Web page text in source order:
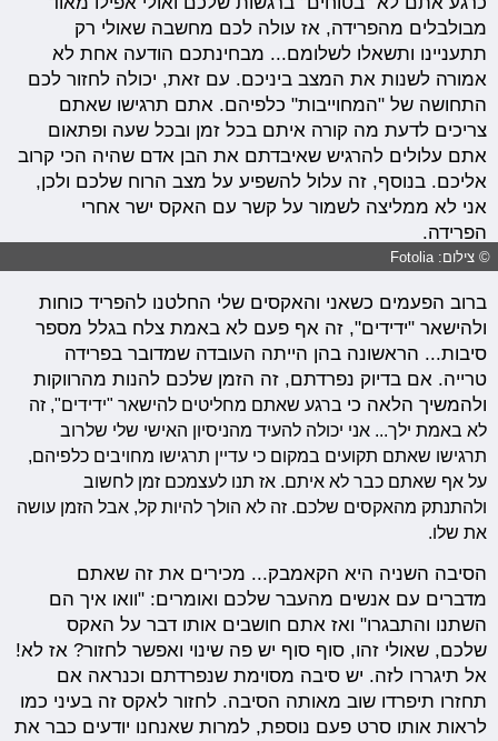
מבולבלים מהפרידה, אז עולה לכם מחשבה שאולי רק
תתעניינו ותשאלו לשלומם... מבחינתכם הודעה אחת לא
אמורה לשנות את המצב ביניכם. עם זאת, יכולה לחזור לכם
התחושה של "המחוייבות" כלפיהם. אתם תרגישו שאתם
צריכים לדעת מה קורה איתם בכל זמן ובכל שעה ופתאום
אתם עלולים להרגיש שאיבדתם את הבן אדם שהיה הכי קרוב
אליכם. בנוסף, זה עלול להשפיע על מצב הרוח שלכם ולכן,
אני לא ממליצה לשמור על קשר עם האקס ישר אחרי
הפרידה.
© צילום: Fotolia
ברוב הפעמים כשאני והאקסים שלי החלטנו להפריד כוחות
ולהישאר "ידידים", זה אף פעם לא באמת צלח בגלל מספר
סיבות... הראשונה בהן הייתה העובדה שמדובר בפרידה
טרייה. אם בדיוק נפרדתם, זה הזמן שלכם להנות מהרווקות
ולהמשיך הלאה כי ברגע שאתם מחליטים להישאר "ידידים", זה
לא באמת ילך... אני יכולה להעיד מהניסיון האישי שלי שלרוב
תרגישו שאתם תקועים במקום כי עדיין תרגישו מחויבים כלפיהם,
על אף שאתם כבר לא איתם. אז תנו לעצמכם זמן לחשוב
ולהתנתק מהאקסים שלכם. זה לא הולך להיות קל, אבל הזמן עושה
את שלו.
הסיבה השניה היא הקאמבק... מכירים את זה שאתם
מדברים עם אנשים מהעבר שלכם ואומרים: "וואו איך הם
השתנו והתבגרו" ואז אתם חושבים אותו דבר על האקס
שלכם, שאולי זהו, סוף סוף יש פה שינוי ואפשר לחזור? אז לא!
אל תיגררו לזה. יש סיבה מסוימת שנפרדתם וכנראה אם
תחזרו תיפרדו שוב מאותה הסיבה. לחזור לאקס זה בעיני כמו
לראות אותו סרט פעם נוספת, למרות שאנחנו יודעים כבר את